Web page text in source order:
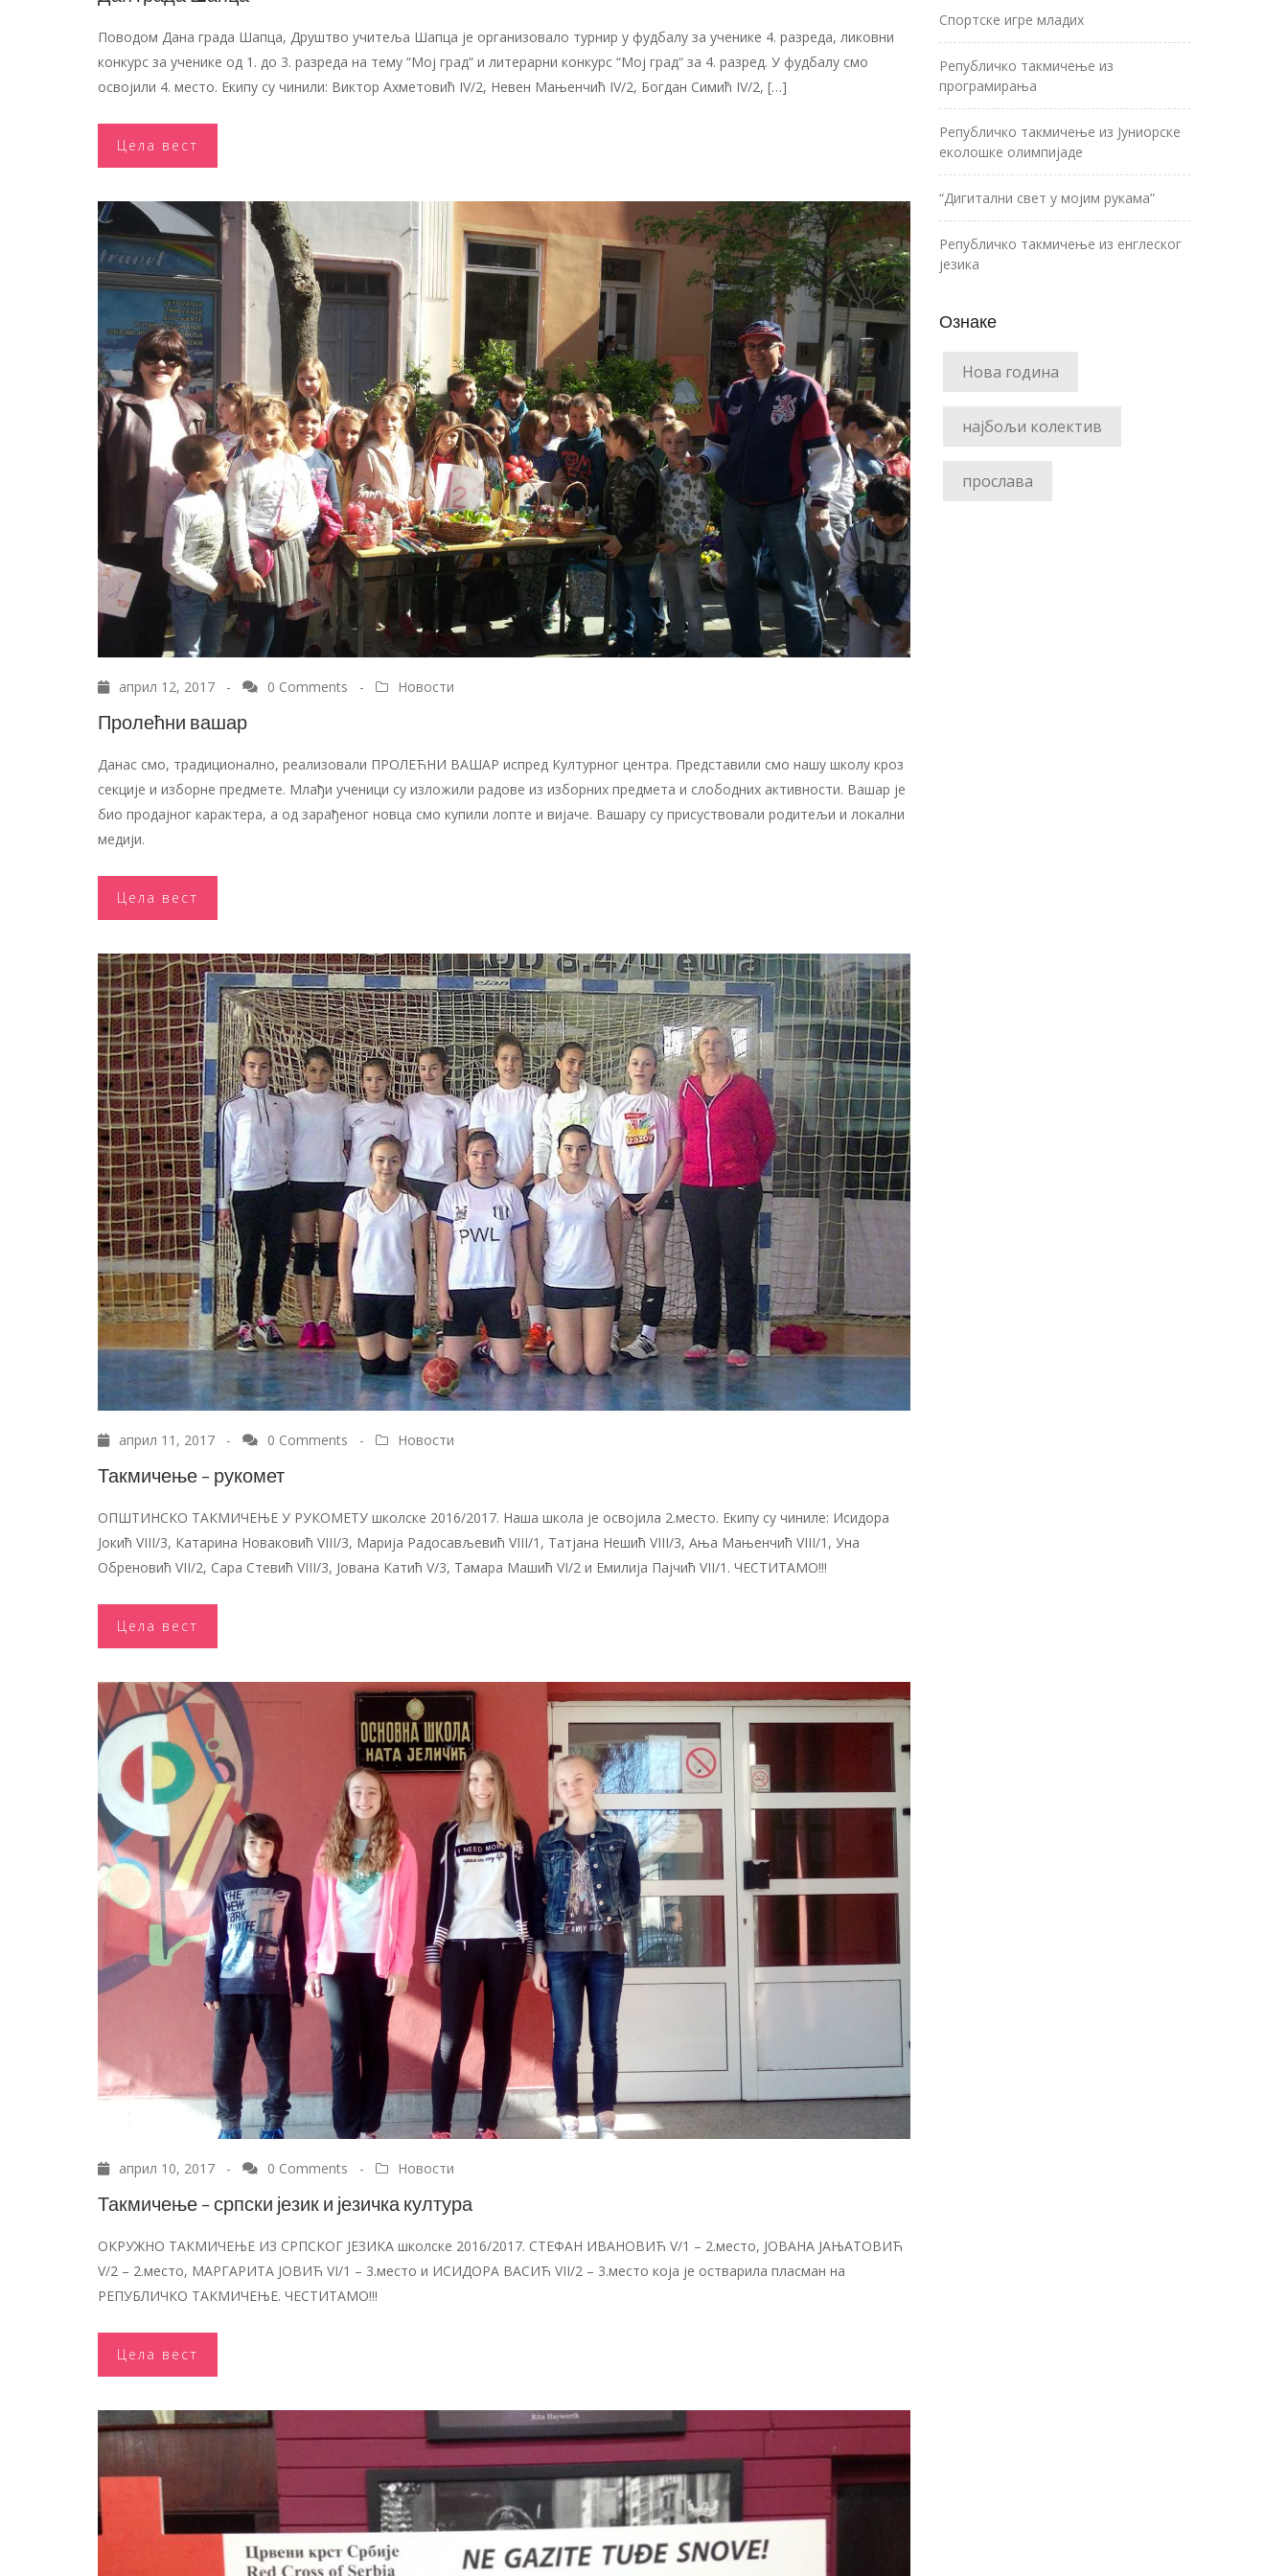
Поводом Дана града Шапца, Друштво учитеља Шапца је организовало турнир у фудбалу за ученике 4. разреда, ликовни
конкурс за ученике од 1. до 3. разреда на тему “Мој град“ и литерарни конкурс “Мој град“ за 4. разред. У фудбалу смо
освојили 4. место. Екипу су чинили: Виктор Ахметовић IV/2, Невен Мањенчић IV/2, Богдан Симић IV/2, […]
Цела вест
април 12, 2017 - 0 Comments - Новости
Пролећни вашар
Данас смо, традиционално, реализовали ПРОЛЕЋНИ ВАШАР испред Културног центра. Представили смо нашу школу кроз
секције и изборне предмете. Млађи ученици су изложили радове из изборних предмета и слободних активности. Вашар је
био продајног карактера, а од зарађеног новца смо купили лопте и вијаче. Вашару су присуствовали родитељи и локални
медији.
Цела вест
април 11, 2017 - 0 Comments - Новости
Такмичење – рукомет
ОПШТИНСКО ТАКМИЧЕЊЕ У РУКОМЕТУ школске 2016/2017. Наша школа је освојила 2.место. Екипу су чиниле: Исидора
Јокић VIII/3, Катарина Новаковић VIII/3, Марија Радосављевић VIII/1, Татјана Нешић VIII/3, Ања Мањенчић VIII/1, Уна
Обреновић VII/2, Сара Стевић VIII/3, Јована Катић V/3, Тамара Машић VI/2 и Емилија Пајчић VII/1. ЧЕСТИТАМО!!!
Цела вест
април 10, 2017 - 0 Comments - Новости
Такмичење – српски језик и језичка култура
ОКРУЖНО ТАКМИЧЕЊЕ ИЗ СРПСКОГ ЈЕЗИКА школске 2016/2017. СТЕФАН ИВАНОВИЋ V/1 – 2.место, ЈОВАНА ЈАЊАТОВИЋ
V/2 – 2.место, МАРГАРИТА ЈОВИЋ VI/1 – 3.место и ИСИДОРА ВАСИЋ VII/2 – 3.место која је остварила пласман на
РЕПУБЛИЧКО ТАКМИЧЕЊЕ. ЧЕСТИТАМО!!!
Цела вест
Спортске игре младих
Републичко такмичење из
програмирања
Републичко такмичење из Јуниорске
еколошке олимпијаде
“Дигитални свет у мојим рукама”
Републичко такмичење из енглеског
језика
Ознаке
Нова година
најбољи колектив
прослава